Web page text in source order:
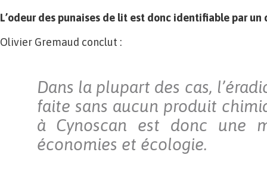
L’odeur des punaises de lit est donc identifiable par
Olivier Gremaud conclut :
Dans la plupart des cas,
faite sans aucun produit
à Cynoscan est donc une
économies et écologie.